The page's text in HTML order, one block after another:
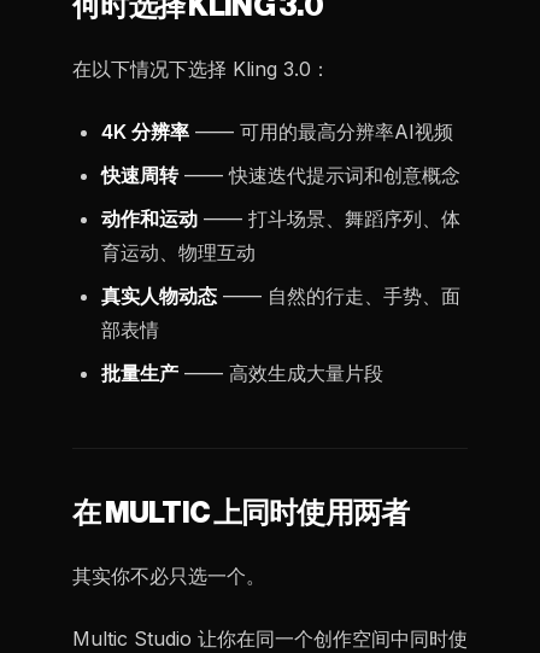
何时选择 KLING 3.0
在以下情况下选择 Kling 3.0：
4K 分辨率 —— 可用的最高分辨率AI视频
快速周转—— 快速迭代提示词和创意概念
动作和运动 —— 打斗场景、舞蹈序列、体
育运动、物理互动
真实人物动态 —— 自然的行走、手势、面
部表情
批量生产 —— 高效生成大量片段
在 MULTIC 上同时使用两者
其实你不必只选一个。
Multic Studio 让你在同一个创作空间中同时使